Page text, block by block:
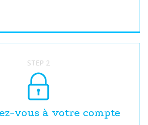
STEP 2
vous à votre compte